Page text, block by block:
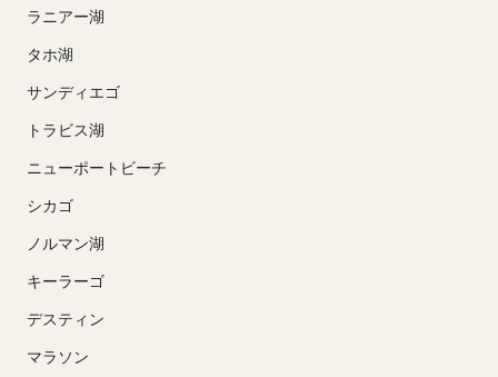
ラニアー湖
タホ湖
サンディエゴ
トラビス湖
ニューポートビーチ
シカゴ
ノルマン湖
キーラーゴ
デスティン
マラソン